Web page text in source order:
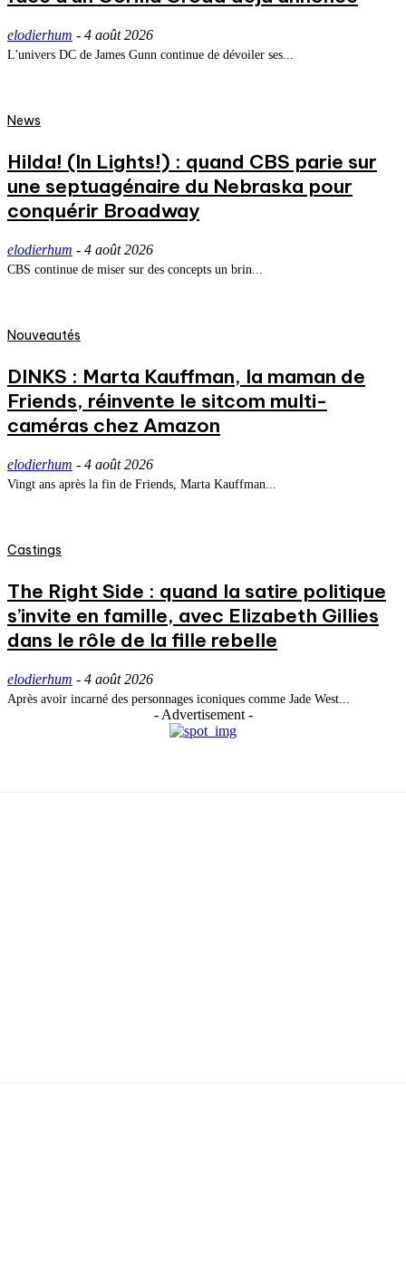
elodierhum - 4 août 2026
L'univers DC de James Gunn continue de dévoiler ses...
News
Hilda! (In Lights!) : quand CBS parie sur
une septuagénaire du Nebraska pour
conquérir Broadway
elodierhum - 4 août 2026
CBS continue de miser sur des concepts un brin...
Nouveautés
DINKS : Marta Kauffman, la maman de
Friends, réinvente le sitcom multi-
caméras chez Amazon
elodierhum - 4 août 2026
Vingt ans après la fin de Friends, Marta Kauffman...
Castings
The Right Side : quand la satire politique
s’invite en famille, avec Elizabeth Gillies
dans le rôle de la fille rebelle
elodierhum - 4 août 2026
Après avoir incarné des personnages iconiques comme Jade West...
- Advertisement -